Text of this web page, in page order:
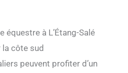
équestre à L’Étang-Salé
la côte sud
peuvent profiter d’un